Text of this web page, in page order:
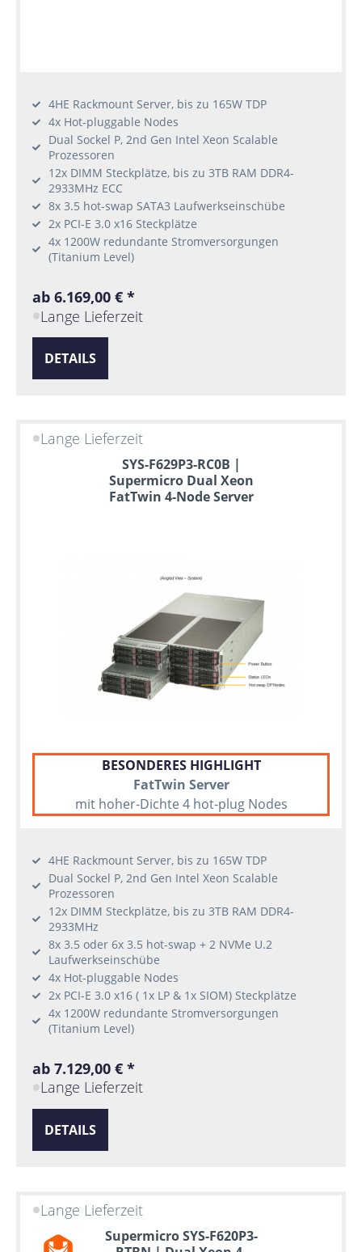
4HE Rackmount Server, bis zu 165W TDP
4x Hot-pluggable Nodes
Dual Sockel P, 2nd Gen Intel Xeon Scalable
Prozessoren
12x DIMM Steckplätze, bis zu 3TB RAM DDR4-
2933MHz ECC
8x 3.5 hot-swap SATA3 Laufwerkseinschübe
2x PCI-E 3.0 x16 Steckplätze
4x 1200W redundante Stromversorgungen
(Titanium Level)
ab 6.169,00 € *
Lange Lieferzeit
DETAILS
Lange Lieferzeit
SYS-F629P3-RC0B |
Supermicro Dual Xeon
FatTwin 4-Node Server
BESONDERES HIGHLIGHT
FatTwin Server
mit hoher-Dichte 4 hot-plug Nodes
4HE Rackmount Server, bis zu 165W TDP
Dual Sockel P, 2nd Gen Intel Xeon Scalable
Prozessoren
12x DIMM Steckplätze, bis zu 3TB RAM DDR4-
2933MHz
8x 3.5 oder 6x 3.5 hot-swap + 2 NVMe U.2
Laufwerkseinschübe
4x Hot-pluggable Nodes
2x PCI-E 3.0 x16 ( 1x LP & 1x SIOM) Steckplätze
4x 1200W redundante Stromversorgungen
(Titanium Level)
ab 7.129,00 € *
Lange Lieferzeit
DETAILS
Lange Lieferzeit
Supermicro SYS-F620P3-